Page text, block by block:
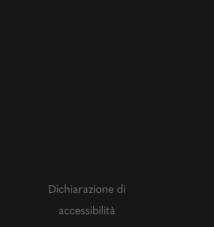
Dichiarazione di
accessibilità